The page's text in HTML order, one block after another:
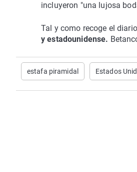
incluyeron "una lujosa
Tal y como recoge el
y estadounidense.
estafa piramidal Estados